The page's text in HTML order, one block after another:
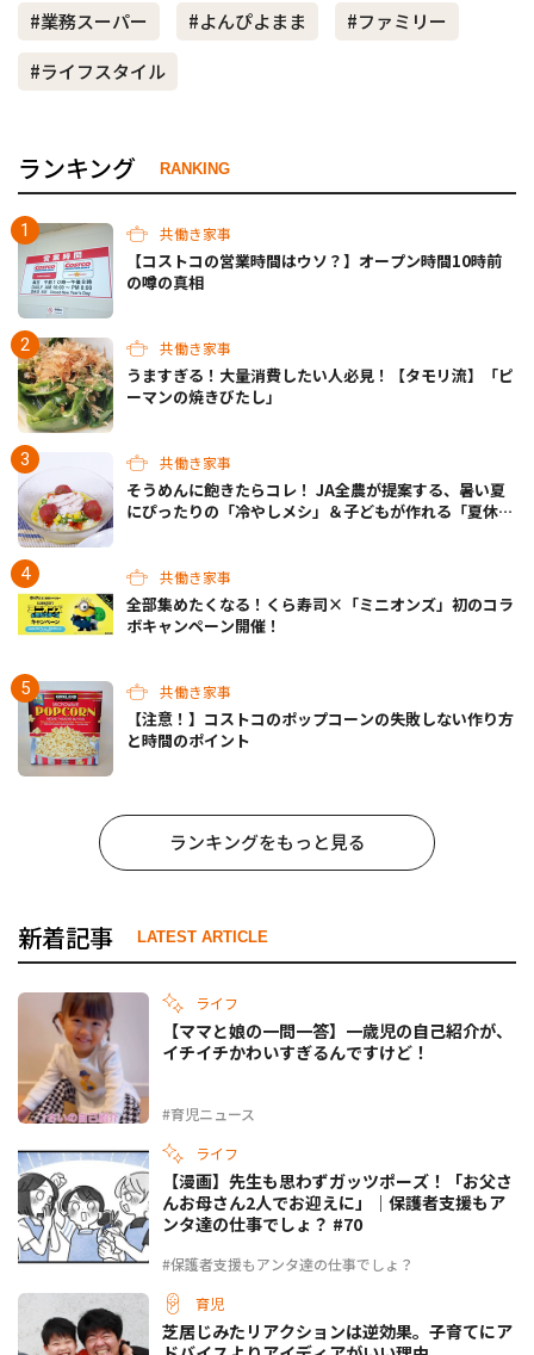
#業務スーパー #よんぴよまま
#ファミリー
#ライフスタイル
ランキング RANKING
共働き家事
【コストコの営業時間はウソ？】オープン時間10時前
の噂の真相
共働き家事
うますぎる！大量消費したい人必見！【タモリ流】「ピ
ーマンの焼きびたし」
共働き家事
そうめんに飽きたらコレ！ JA全農が提案する、暑い夏
にぴったりの「冷やしメシ」＆子どもが作れる「夏休み
共働き家事
全部集めたくなる！くら寿司×「ミニオンズ」初のコラ
ボキャンペーン開催！
共働き家事
【注意！】コストコのポップコーンの失敗しない作り方
と時間のポイント
ランキングをもっと見る
新着記事 LATEST ARTICLE
ライフ
#育児ニュース
【ママと娘の一問一答】一歳児の自己紹介が、
イチイチかわいすぎるんですけど！
ライフ
#保護者支援もアンタ達の仕事でしょ？
【漫画】先生も思わずガッツポーズ！「お父さ
んお母さん2人でお迎えに」｜保護者支援もア
ンタ達の仕事でしょ？ #70
育児
芝居じみたリアクションは逆効果。子育てにア